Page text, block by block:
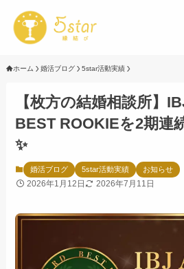
ホーム 婚活ブログ 5star活動実績
【枚方の結婚相談所】
BEST ROOKIEを2期連
✨
婚活ブログ 5star活動実績 お知らせ
2026年1月12日 2026年7月11日